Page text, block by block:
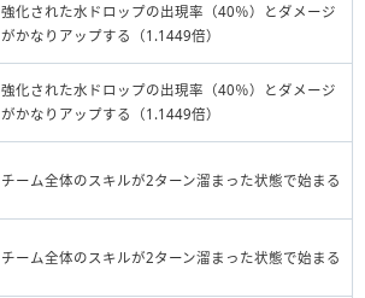
強化された水ドロップの出現率（40％）とダメージ
がかなりアップする（1.1449倍）
強化された水ドロップの出現率（40％）とダメージ
がかなりアップする（1.1449倍）
チーム全体のスキルが2ターン溜まった状態で始まる
チーム全体のスキルが2ターン溜まった状態で始まる